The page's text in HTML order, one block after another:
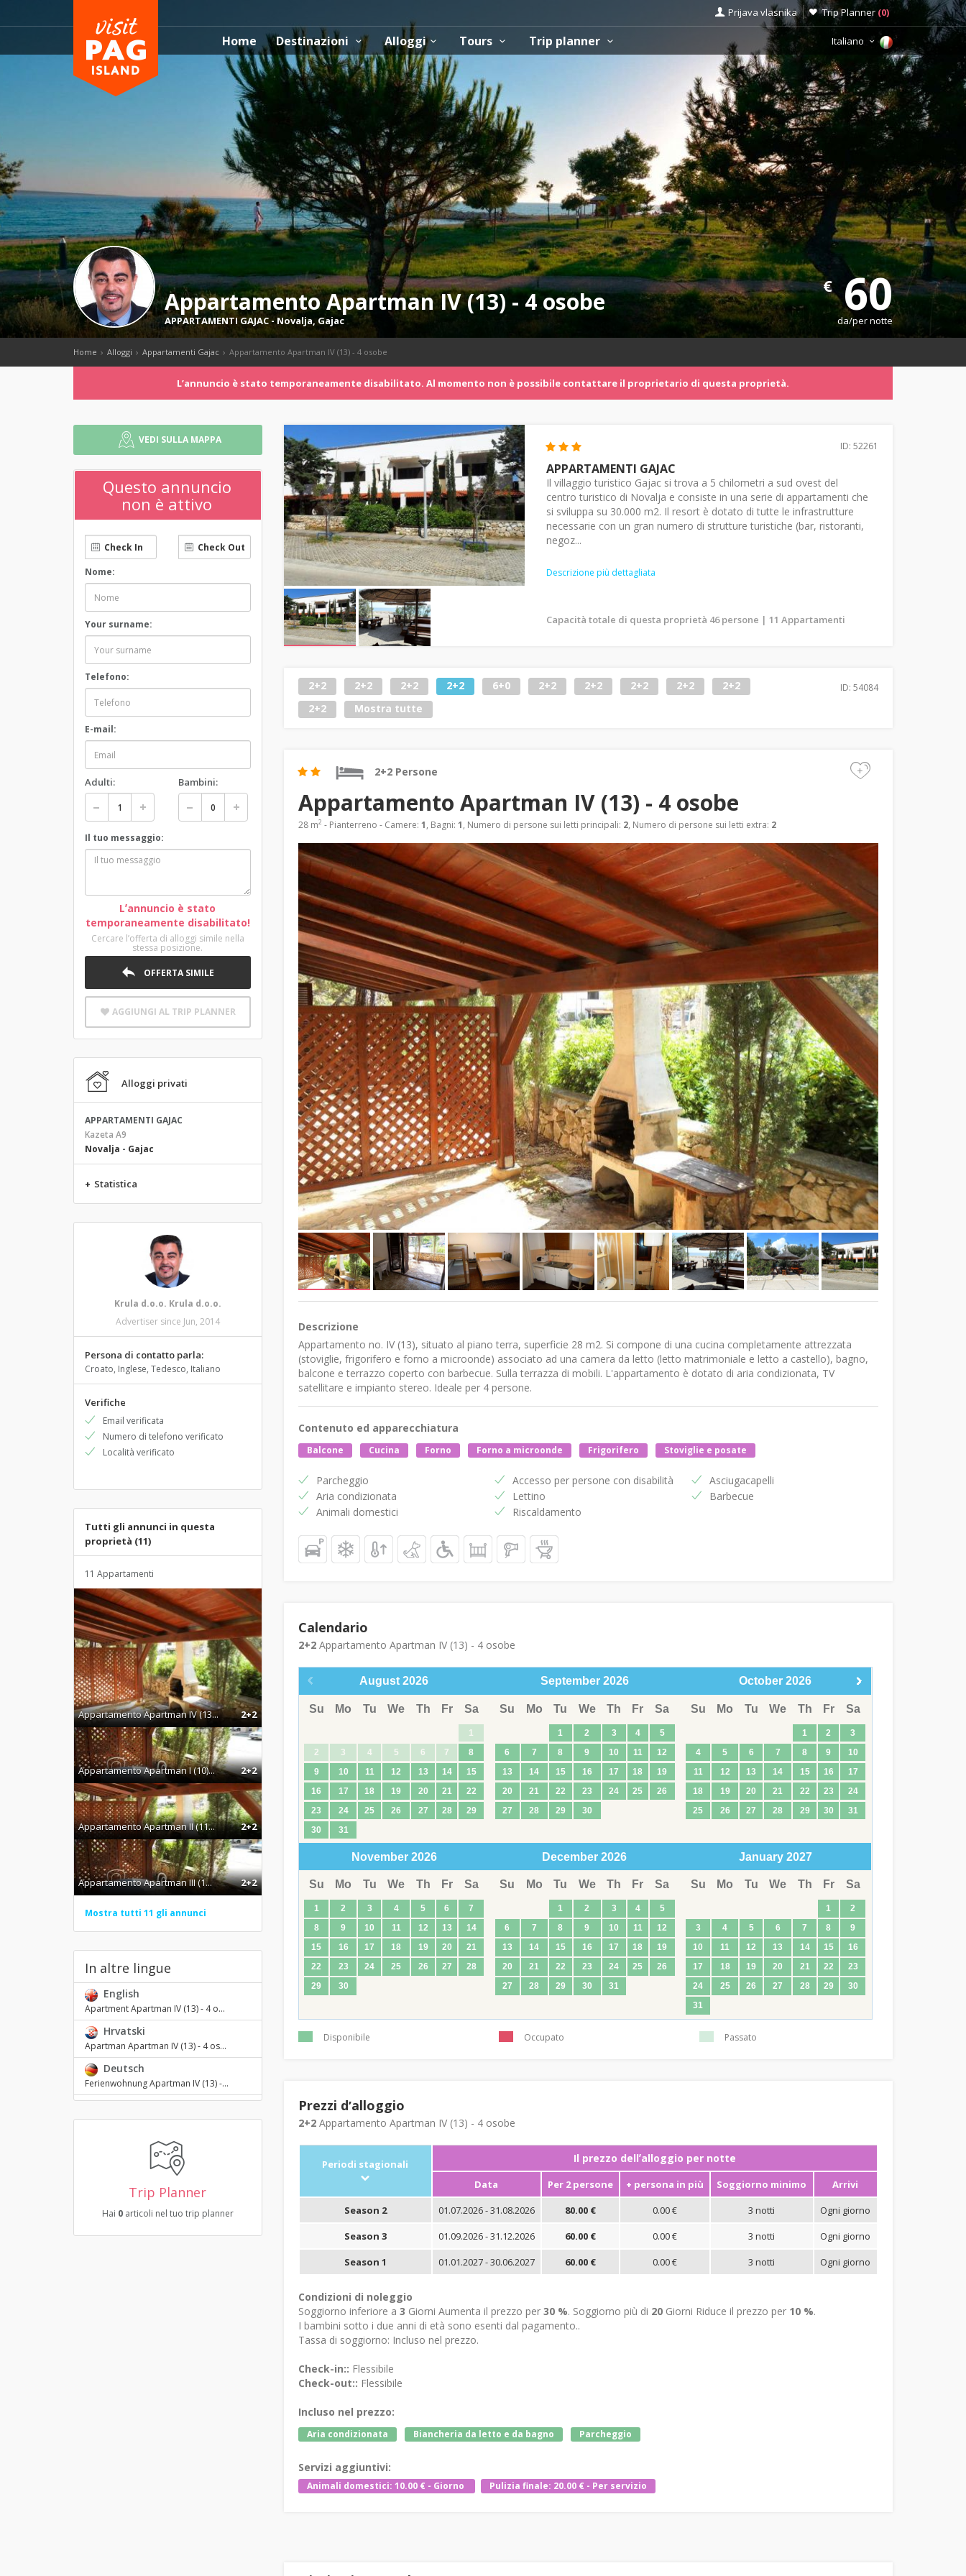
Prijava vlasnika Trip Planner (0)
Home Destinazioni Alloggi Tours Trip planner Italiano
Appartamento Apartman IV (13) - 4 osobe
APPARTAMENTI GAJAC - Novalja,Gajac
€60
da/per notte
Home Alloggi Appartamenti Gajac Appartamento Apartman IV (13) - 4 osobe
Lʼannuncio è stato temporaneamente disabilitato. Al momento non è possibile contattare il proprietario di questa proprietà.
VEDI SULLA MAPPA
Questo annuncio
non è attivo
Nome:
Your surname:
Telefono:
E-mail:
Adulti: Bambini:
Il tuo messaggio:
Lʼannuncio è stato
temporaneamente disabilitato!
Cercare lʼofferta di alloggi simile nella
stessa posizione.
OFFERTA SIMILE
AGGIUNGI AL TRIP PLANNER
Alloggi privati
APPARTAMENTI GAJAC
Kazeta A9
Novalja - Gajac
+ Statistica
Krula d.o.o. Krula d.o.o.
Advertiser since Jun, 2014
Persona di contatto parla:
Croato, Inglese, Tedesco, Italiano
Verifiche
Email verificata
Numero di telefono verificato
Località verificato
Tutti gli annunci in questa
proprietà (11)
11 Appartamenti
Appartamento Apartman IV (13... 2+2
Appartamento Apartman I (10)... 2+2
Appartamento Apartman II (11... 2+2
Appartamento Apartman III (1... 2+2
Mostra tutti 11 gli annunci
In altre lingue
English
Apartment Apartman IV (13) - 4 o...
Hrvatski
Apartman Apartman IV (13) - 4 os...
Deutsch
Ferienwohnung Apartman IV (13) -...
Trip Planner
Hai 0articoli nel tuo trip planner
ID: 52261
APPARTAMENTI GAJAC
Il villaggio turistico Gajac si trova a 5 chilometri a sud ovest del
centro turistico di Novalja e consiste in una serie di appartamenti che
si sviluppa su 30.000 m2. Il resort è dotato di tutte le infrastrutture
necessarie con un gran numero di strutture turistiche (bar, ristoranti,
negoz...
Descrizione più dettagliata
Capacità totale di questa proprietà 46 persone | 11 Appartamenti
2+2 2+2 2+2 2+2 6+0 2+2 2+2 2+2 2+2
2+2
2+2
Mostra tutte
ID: 54084
2+2 Persone +
Appartamento Apartman IV (13) - 4 osobe
28 m2 - Pianterreno - Camere: 1, Bagni: 1, Numero di persone sui letti principali: 2, Numero di persone sui letti extra: 2
Descrizione
Appartamento no. IV (13), situato al piano terra, superficie 28 m2. Si compone di una cucina completamente attrezzata
(stoviglie, frigorifero e forno a microonde) associato ad una camera da letto (letto matrimoniale e letto a castello), bagno,
balcone e terrazzo coperto con barbecue. Sulla terrazza di mobili. L'appartamento è dotato di aria condizionata, TV
satellitare e impianto stereo. Ideale per 4 persone.
Contenuto ed apparecchiatura
Balcone Cucina Forno Forno a microonde Frigorifero Stoviglie e posate
Parcheggio
Aria condizionata
Animali domestici
Accesso per persone con disabilità
Lettino
Riscaldamento
Asciugacapelli
Barbecue
Calendario
2+2Appartamento Apartman IV (13) - 4 osobe
August 2026
Su Mo Tu We Th Fr Sa
1
2
3 4 5 6 7
8
9
10 11 12 13 14
15
16
17 18 19 20 21
22
23
24 25 26 27 28
29
30
31
September 2026
Su Mo Tu We Th Fr Sa
1 2 3 4
5
6
7 8 9 10 11
12
13
14 15 16 17 18
19
20
21 22 23 24 25
26
27
28 29 30
October 2026
Su Mo Tu We Th Fr Sa
1 2
3
4
5 6 7 8 9
10
11
12 13 14 15 16
17
18
19 20 21 22 23
24
25
26 27 28 29 30 31
November 2026
Su Mo Tu We Th Fr Sa
1 2 3 4 5 6
7
8
9 10 11 12 13
14
15
16 17 18 19 20
21
22
23 24 25 26 27
28
29
30
December 2026
Su Mo Tu We Th Fr Sa
1 2 3 4
5
6
7 8 9 10 11
12
13
14 15 16 17 18
19
20
21 22 23 24 25
26
27
28 29 30 31
January 2027
Su Mo Tu We Th Fr Sa
1
2
3
4 5 6 7 8
9
10
11 12 13 14 15
16
17
18 19 20 21 22
23
24
25 26 27 28 29
30
31
Disponibile Occupato Passato
Prezzi dʼalloggio
2+2Appartamento Apartman IV (13) - 4 osobe
Periodi stagionali Il prezzo dellʼalloggio per notte
Data Per 2 persone + persona in più Soggiorno minimo
Arrivi
Season 2
01.07.2026 - 31.08.2026 80.00 € 0.00 € 3 notti
Ogni giorno
Season 3
01.09.2026 - 31.12.2026 60.00 € 0.00 € 3 notti
Ogni giorno
Season 1
01.01.2027 - 30.06.2027 60.00 € 0.00 € 3 notti Ogni giorno
Condizioni di noleggio
Soggiorno inferiore a 3 Giorni Aumenta il prezzo per 30 %. Soggiorno più di 20Giorni Riduce il prezzo per 10 %.
I bambini sotto i due anni di età sono esenti dal pagamento..
Tassa di soggiorno: Incluso nel prezzo.
Check-in:: Flessibile
Check-out:: Flessibile
Incluso nel prezzo:
Aria condizionata Biancheria da letto e da bagno Parcheggio
Servizi aggiuntivi:
Animali domestici: 10.00 € - Giorno Pulizia finale: 20.00 € - Per servizio